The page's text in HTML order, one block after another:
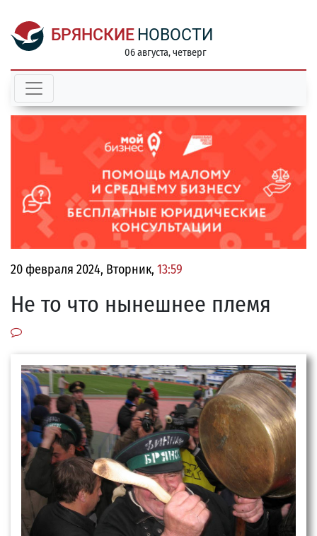
БРЯНСКИЕ НОВОСТИ
06 августа, четверг
20 февраля 2024, Вторник, 13:59
Не то что нынешнее племя